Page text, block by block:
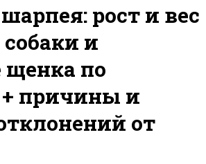
рост и вес
и
щенка по
причины и
от